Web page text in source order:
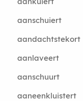
aanschuiert
aandachtstekort
aanlaveert
aanschuurt
aaneenkluistert